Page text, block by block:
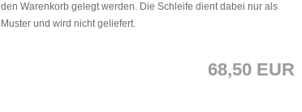
den Warenkorb gelegt werden. Die Schleife dient dabei nur als
Muster und wird nicht geliefert.
68,50 EUR